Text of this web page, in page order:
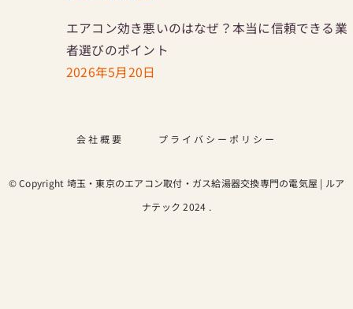
エアコン効き悪いのはなぜ？本当に信頼できる業
者選びのポイント
2026年5月20日
会社概要 プライバシーポリシー
© Copyright 埼玉・東京のエアコン取付・ガス給湯器交換専門の電気屋 | ルア
ナテック 2024 .